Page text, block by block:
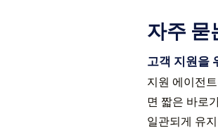
자주 묻
고객 지원을
지원 에이전
면 짧은 바로
일관되게 유